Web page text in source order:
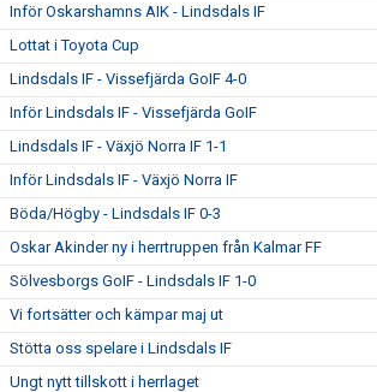
Inför Oskarshamns AIK - Lindsdals IF
Lottat i Toyota Cup
Lindsdals IF - Vissefjärda GoIF 4-0
Inför Lindsdals IF - Vissefjärda GoIF
Lindsdals IF - Växjö Norra IF 1-1
Inför Lindsdals IF - Växjö Norra IF
Böda/Högby - Lindsdals IF 0-3
Oskar Akinder ny i herrtruppen från Kalmar FF
Sölvesborgs GoIF - Lindsdals IF 1-0
Vi fortsätter och kämpar maj ut
Stötta oss spelare i Lindsdals IF
Ungt nytt tillskott i herrlaget